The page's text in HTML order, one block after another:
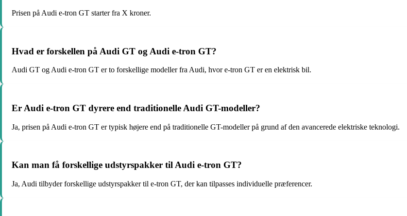
Prisen på Audi e-tron GT starter fra X kroner.
Hvad er forskellen på Audi GT og Audi e-tron GT?
Audi GT og Audi e-tron GT er to forskellige modeller fra Audi, hvor e-tron GT er en elektrisk bil.
Er Audi e-tron GT dyrere end traditionelle Audi GT-modeller?
Ja, prisen på Audi e-tron GT er typisk højere end på traditionelle GT-modeller på grund af den avancerede elektriske teknologi.
Kan man få forskellige udstyrspakker til Audi e-tron GT?
Ja, Audi tilbyder forskellige udstyrspakker til e-tron GT, der kan tilpasses individuelle præferencer.